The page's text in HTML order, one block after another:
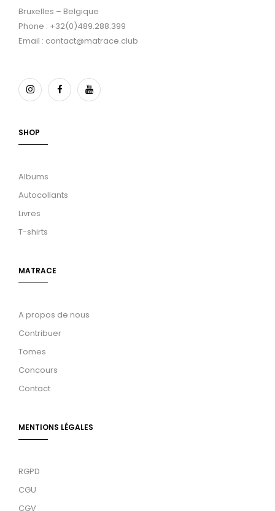
Bruxelles – Belgique
Phone : +32(0)489.288.399
Email : contact@matrace.club
SHOP
Albums
Autocollants
Livres
T-shirts
MATRACE
A propos de nous
Contribuer
Tomes
Concours
Contact
MENTIONS LÉGALES
RGPD
CGU
CGV